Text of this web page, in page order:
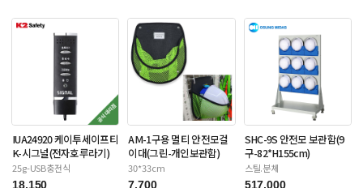
IUA24920 케이투세이프티
K-시그널(전자호루라기)
25g-USB충전식
18,150
AM-1구용 멀티 안전모걸
이대(그린-개인보관함)
30*33cm
7,700
SHC-9S 안전모 보관함(9
구-82*H155cm)
스틸.분체
517,000